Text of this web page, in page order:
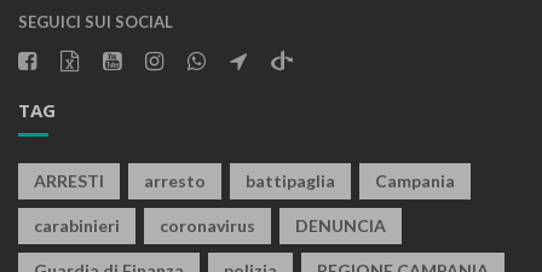
SEGUICI SUI SOCIAL
TAG
ARRESTI arresto battipaglia Campania
carabinieri coronavirus DENUNCIA